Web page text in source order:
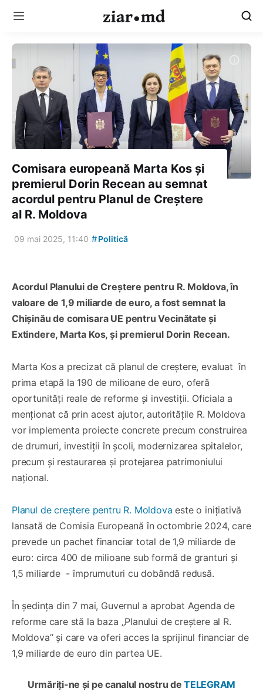
Comisara europeană Marta Kos și
premierul Dorin Recean au semnat
acordul pentru Planul de Creștere
al R. Moldova
09 mai 2025, 11:40 #Politică
Acordul Planului de Creștere pentru R. Moldova, în
valoare de 1,9 miliarde de euro, a fost semnat la
Chișinău de comisara UE pentru Vecinătate și
Extindere, Marta Kos, și premierul Dorin Recean.
Marta Kos a precizat că planul de creștere, evaluat în
prima etapă la 190 de milioane de euro, oferă
oportunități reale de reforme și investiții. Oficiala a
menționat că prin acest ajutor, autoritățile R. Moldova
vor implementa proiecte concrete precum construirea
de drumuri, investiții în școli, modernizarea spitalelor,
precum și restaurarea și protejarea patrimoniului
național.
Planul de creștere pentru R. Moldova este o inițiativă
lansată de Comisia Europeană în octombrie 2024, care
prevede un pachet financiar total de 1,9 miliarde de
euro: circa 400 de milioane sub formă de granturi și
1,5 miliarde - împrumuturi cu dobândă redusă.
În ședința din 7 mai, Guvernul a aprobat Agenda de
reforme care stă la baza „Planului de creștere al R.
Moldova” și care va oferi acces la sprijinul financiar de
1,9 miliarde de euro din partea UE.
Urmăriți-ne și pe canalul nostru deTELEGRAM